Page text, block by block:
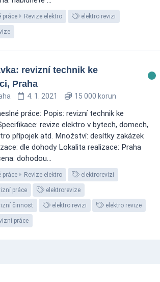
práce Revize elektro elektro revizi
revizní technik ke
Praha
4. 1. 2021 15 000 korun
práce: Popis: revizní technik ke
revize elektro v bytech, domech,
přípojek atd. Množství: desítky zakázek
dle dohody Lokalita realizace: Praha
dohodou...
práce Revize elektro elektrorevizi
práce elektrorevize
činnost elektro revizi elektro revize
práce